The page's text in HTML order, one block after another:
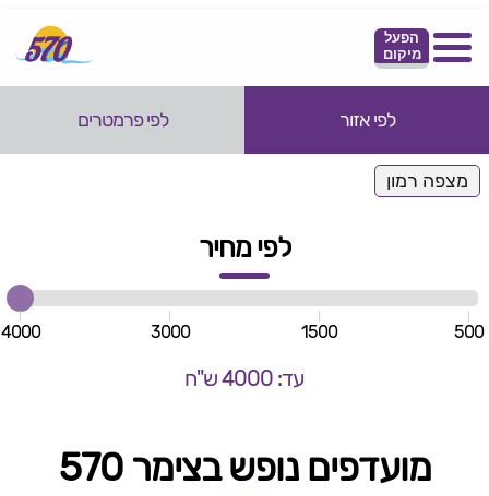
הפעל
מיקום
לפי אזור לפי פרמטרים
מצפה רמון
לפי מחיר
500
1500
3000
4000
עד: 4000 ש"ח
מועדפים נופש בצימר 570